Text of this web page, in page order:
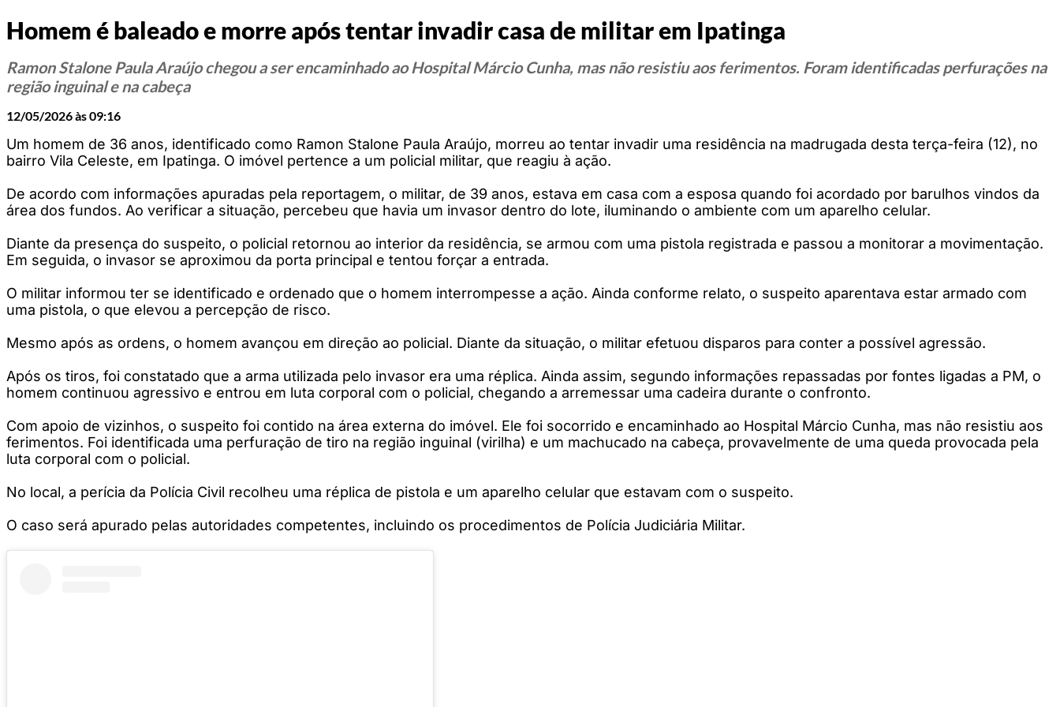
Homem é baleado e morre após tentar invadir casa de militar em Ipatinga
Ramon Stalone Paula Araújo chegou a ser encaminhado ao Hospital Márcio Cunha, mas não resistiu aos ferimentos. Foram identificadas perfurações na
região inguinal e na cabeça
12/05/2026 às 09:16
Um homem de 36 anos, identificado como Ramon Stalone Paula Araújo, morreu ao tentar invadir uma residência na madrugada desta terça-feira (12), no
bairro Vila Celeste, em Ipatinga. O imóvel pertence a um policial militar, que reagiu à ação.
De acordo com informações apuradas pela reportagem, o militar, de 39 anos, estava em casa com a esposa quando foi acordado por barulhos vindos da
área dos fundos. Ao verificar a situação, percebeu que havia um invasor dentro do lote, iluminando o ambiente com um aparelho celular.
Diante da presença do suspeito, o policial retornou ao interior da residência, se armou com uma pistola registrada e passou a monitorar a movimentação.
Em seguida, o invasor se aproximou da porta principal e tentou forçar a entrada.
O militar informou ter se identificado e ordenado que o homem interrompesse a ação. Ainda conforme relato, o suspeito aparentava estar armado com
uma pistola, o que elevou a percepção de risco.
Mesmo após as ordens, o homem avançou em direção ao policial. Diante da situação, o militar efetuou disparos para conter a possível agressão.
Após os tiros, foi constatado que a arma utilizada pelo invasor era uma réplica. Ainda assim, segundo informações repassadas por fontes ligadas a PM, o
homem continuou agressivo e entrou em luta corporal com o policial, chegando a arremessar uma cadeira durante o confronto.
Com apoio de vizinhos, o suspeito foi contido na área externa do imóvel. Ele foi socorrido e encaminhado ao Hospital Márcio Cunha, mas não resistiu aos
ferimentos. Foi identificada uma perfuração de tiro na região inguinal (virilha) e um machucado na cabeça, provavelmente de uma queda provocada pela
luta corporal com o policial.
No local, a perícia da Polícia Civil recolheu uma réplica de pistola e um aparelho celular que estavam com o suspeito.
O caso será apurado pelas autoridades competentes, incluindo os procedimentos de Polícia Judiciária Militar.